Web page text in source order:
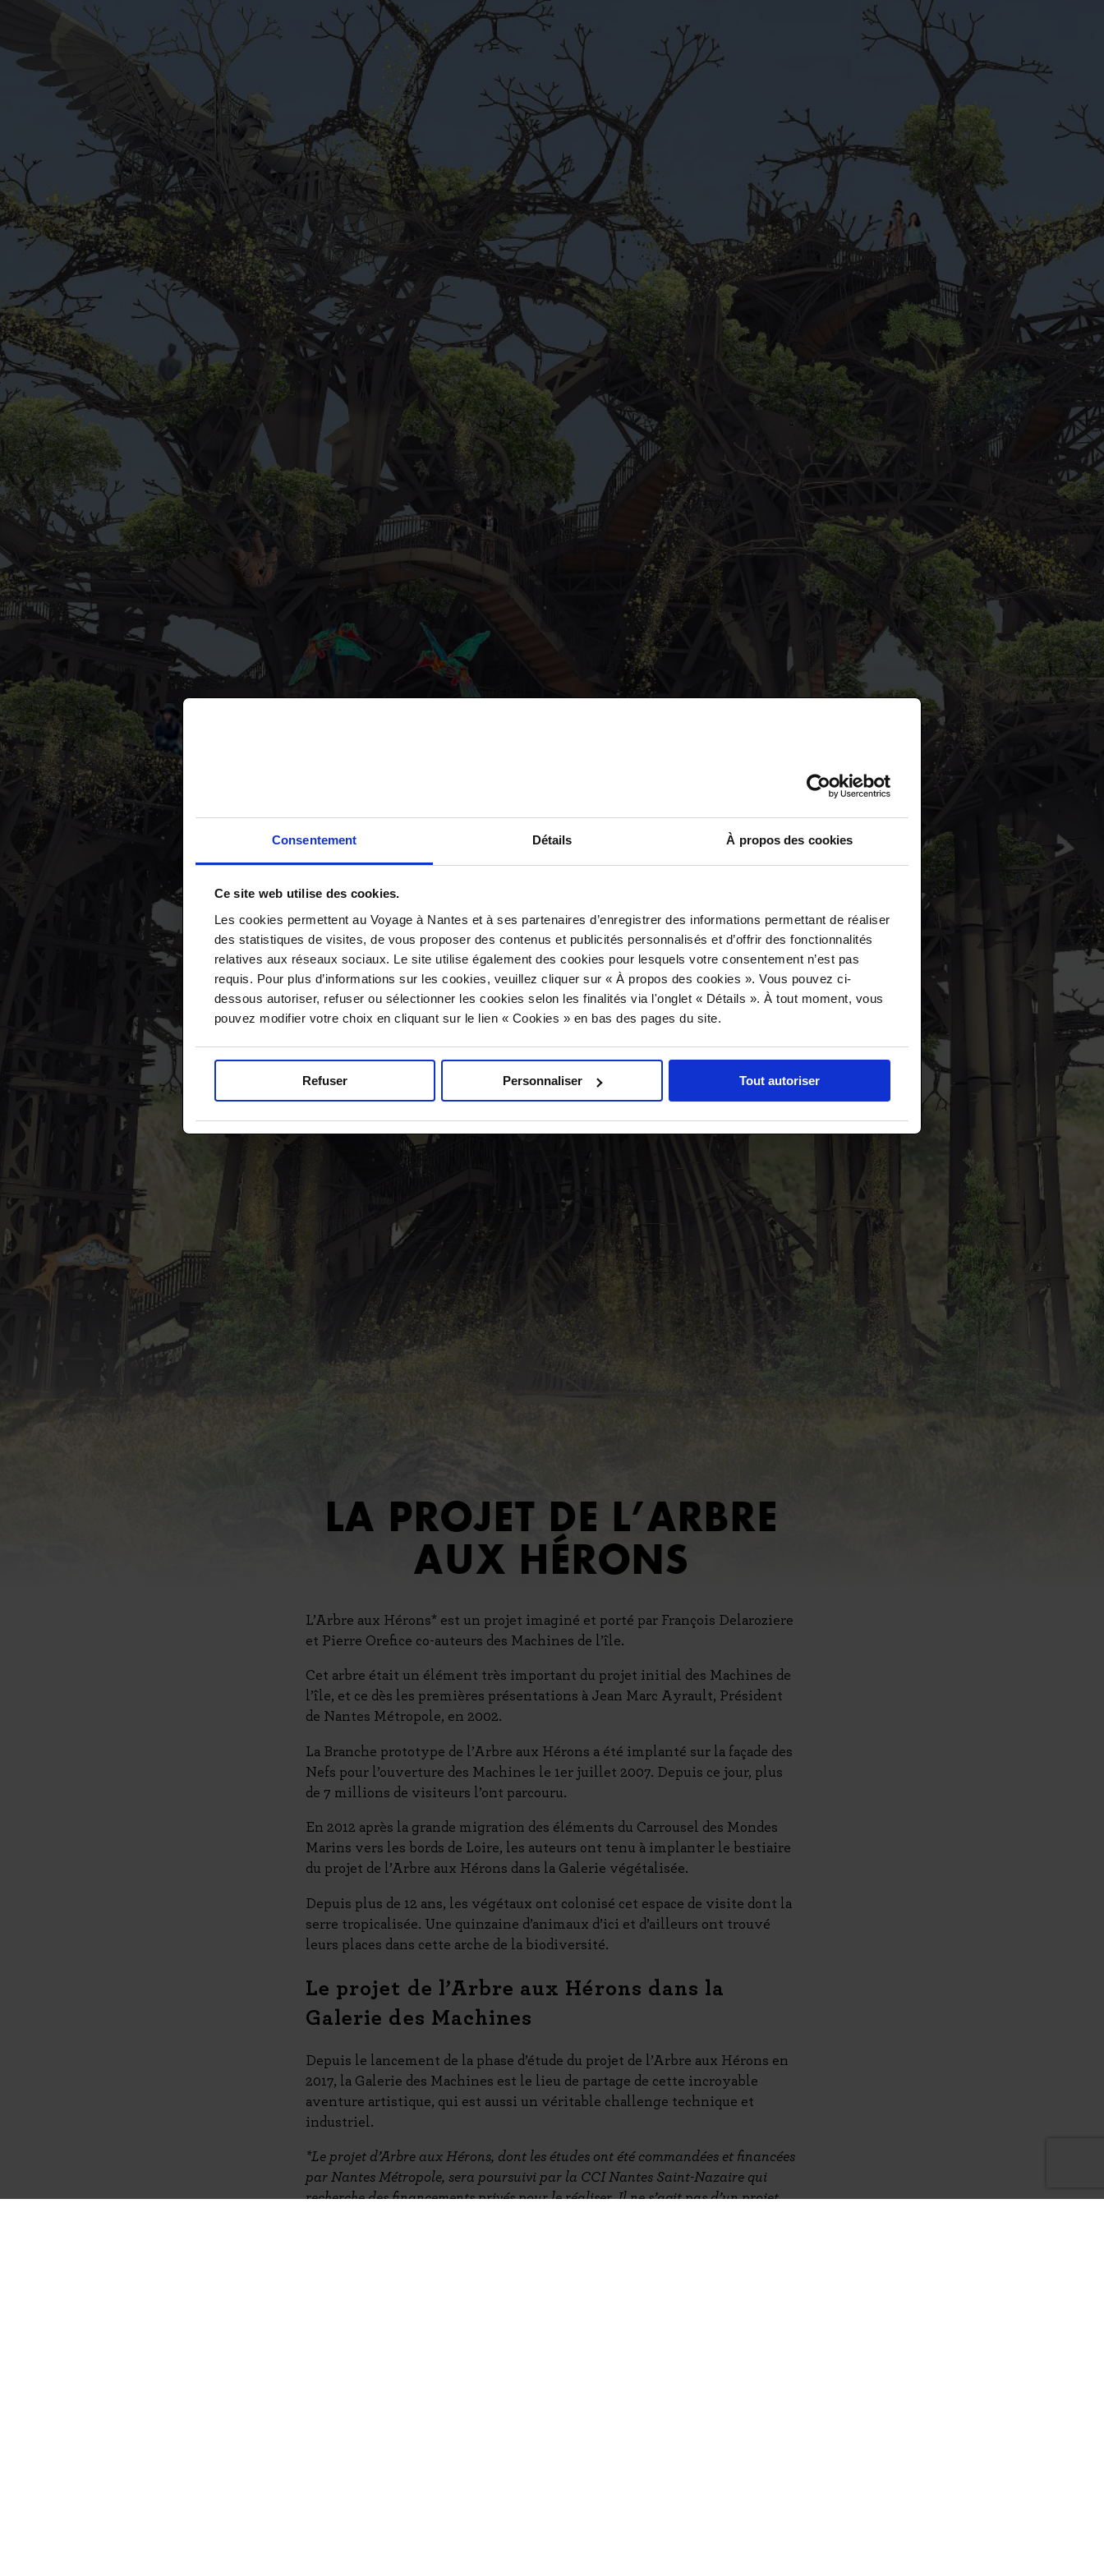
Consentement Détails À propos des cookies
Ce site web utilise des cookies.
Les cookies permettent au Voyage à Nantes et à ses partenaires d’enregistrer des informations permettant de réaliser
des statistiques de visites, de vous proposer des contenus et publicités personnalisés et d’offrir des fonctionnalités
relatives aux réseaux sociaux. Le site utilise également des cookies pour lesquels votre consentement n’est pas
requis. Pour plus d’informations sur les cookies, veuillez cliquer sur « À propos des cookies ». Vous pouvez ci-
dessous autoriser, refuser ou sélectionner les cookies selon les finalités via l'onglet « Détails ». À tout moment, vous
pouvez modifier votre choix en cliquant sur le lien « Cookies » en bas des pages du site.
Refuser Personnaliser Tout autoriser
LA PROJET DE L’ARBRE
AUX HÉRONS
L’Arbre aux Hérons* est un projet imaginé et porté par François Delaroziere
et Pierre Orefice co-auteurs des Machines de l’île.
Cet arbre était un élément très important du projet initial des Machines de
l’île, et ce dès les premières présentations à Jean Marc Ayrault, Président
de Nantes Métropole, en 2002.
La Branche prototype de l’Arbre aux Hérons a été implanté sur la façade des
Nefs pour l’ouverture des Machines le 1er juillet 2007. Depuis ce jour, plus
de 7 millions de visiteurs l’ont parcouru.
En 2012 après la grande migration des éléments du Carrousel des Mondes
Marins vers les bords de Loire, les auteurs ont tenu à implanter le bestiaire
du projet de l’Arbre aux Hérons dans la Galerie végétalisée.
Depuis plus de 12 ans, les végétaux ont colonisé cet espace de visite dont la
serre tropicalisée. Une quinzaine d’animaux d’ici et d’ailleurs ont trouvé
leurs places dans cette arche de la biodiversité.
Le projet de l’Arbre aux Hérons dans la
Galerie des Machines
Depuis le lancement de la phase d’étude du projet de l’Arbre aux Hérons en
2017, la Galerie des Machines est le lieu de partage de cette incroyable
aventure artistique, qui est aussi un véritable challenge technique et
industriel.
*Le projet d’Arbre aux Hérons, dont les études ont été commandées et financées
par Nantes Métropole, sera poursuivi par la CCI Nantes Saint-Nazaire qui
recherche des financements privés pour le réaliser. Il ne s’agit pas d’un projet